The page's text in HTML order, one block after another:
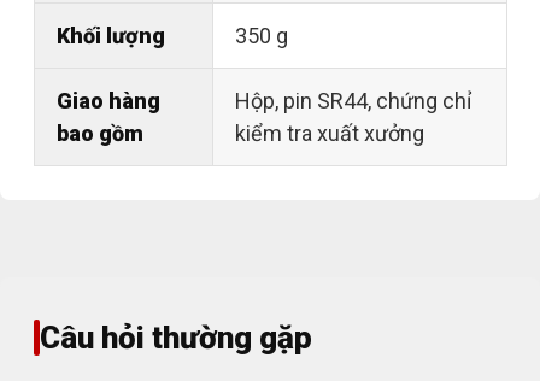
Khối lượng 350 g
Giao hàng
bao gồm
Hộp, pin SR44, chứng chỉ
kiểm tra xuất xưởng
Câu hỏi thường gặp